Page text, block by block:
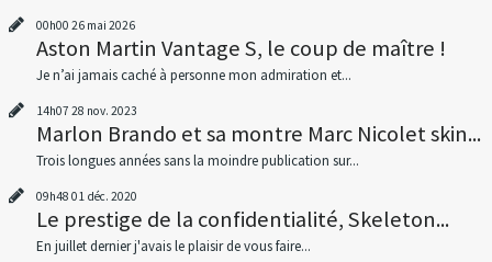
00h00 26 mai 2026
Aston Martin Vantage S, le coup de maître !
Je n’ai jamais caché à personne mon admiration et...
14h07 28 nov. 2023
Marlon Brando et sa montre Marc Nicolet skin...
Trois longues années sans la moindre publication sur...
09h48 01 déc. 2020
Le prestige de la confidentialité, Skeleton...
En juillet dernier j'avais le plaisir de vous faire...